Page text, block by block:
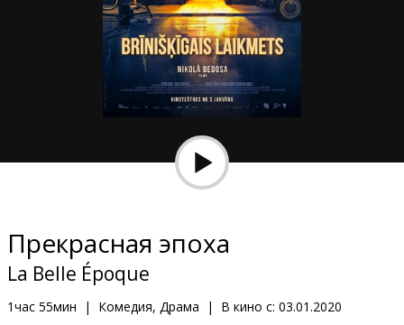
Новости
Подарки
Клуб
Прекрасная эпоха
La Belle Époque
1час 55мин | Комедия, Драма | В кино с: 03.01.2020